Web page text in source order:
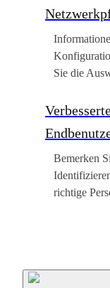
Sie die
Bemerken
richtige